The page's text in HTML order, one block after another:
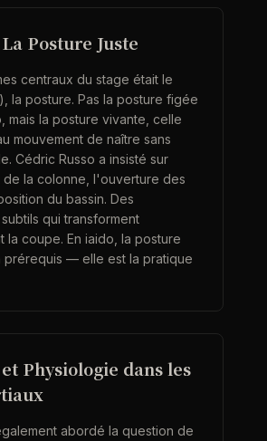
Posture Juste
centraux du stage était le
la posture. Pas la posture figée
mais la posture vivante, celle
mouvement de naître sans
Cédric Russo a insisté sur
de la colonne, l'ouverture des
du bassin. Des
qui transforment
la coupe. En iaido, la posture
prérequis — elle est la pratique
Physiologie dans les
abordé la question de